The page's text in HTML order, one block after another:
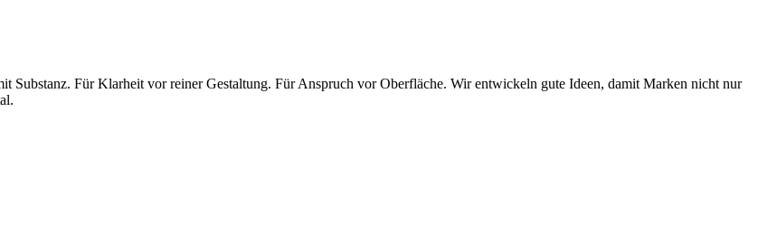
Für Klarheit vor reiner Gestaltung. Für Anspruch vor Oberfläche. Wir entwickeln gute Ideen, damit Marken nicht nur